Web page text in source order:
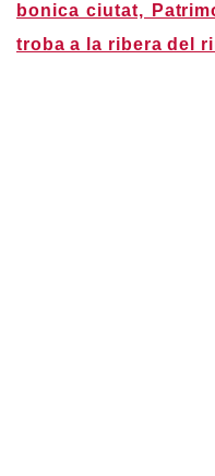
bonica ciutat,
troba a la ribera del